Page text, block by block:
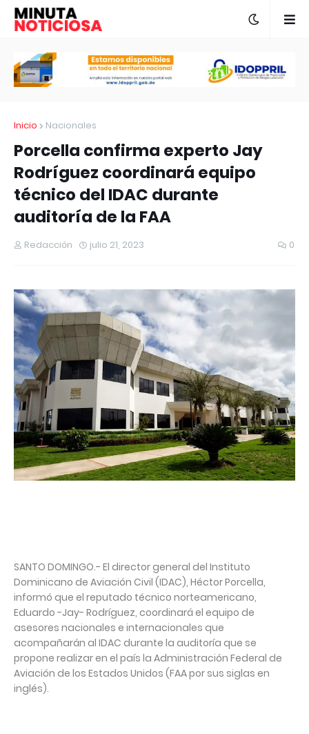
Inicio Nacionales
Porcella confirma experto Jay
Rodríguez coordinará equipo
técnico del IDAC durante
auditoría de la FAA
Redacción julio 21, 2023 0
SANTO DOMINGO.- El director general del Instituto
Dominicano de Aviación Civil (IDAC), Héctor Porcella,
informó que el reputado técnico norteamericano,
Eduardo -Jay- Rodríguez, coordinará el equipo de
asesores nacionales e internacionales que
acompañarán al IDAC durante la auditoría que se
propone realizar en el país la Administración Federal de
Aviación de los Estados Unidos (FAA por sus siglas en
inglés).